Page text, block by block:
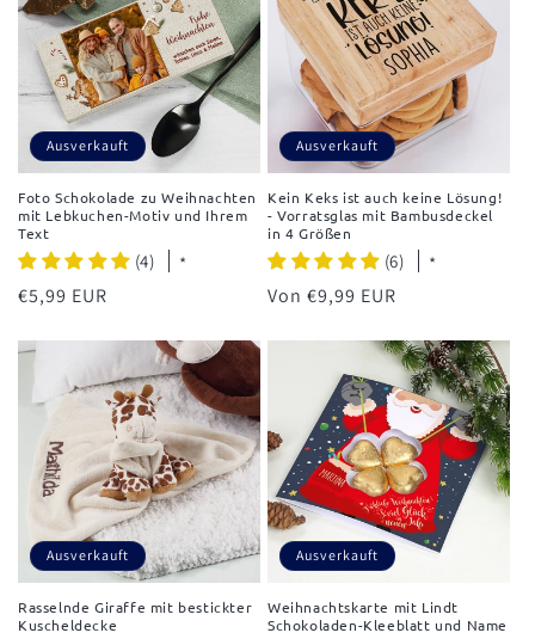
Ausverkauft
Foto Schokolade zu Weihnachten
mit Lebkuchen-Motiv und Ihrem
Text
(4) *
Normaler
€5,99 EUR
Ausverkauft
Kein Keks ist auch keine Lösung!
- Vorratsglas mit Bambusdeckel
in 4 Größen
(6) *
Normaler
Von €9,99 EUR
Ausverkauft
Rasselnde Giraffe mit bestickter
Kuscheldecke
Ausverkauft
Weihnachtskarte mit Lindt
Schokoladen-Kleeblatt und Name